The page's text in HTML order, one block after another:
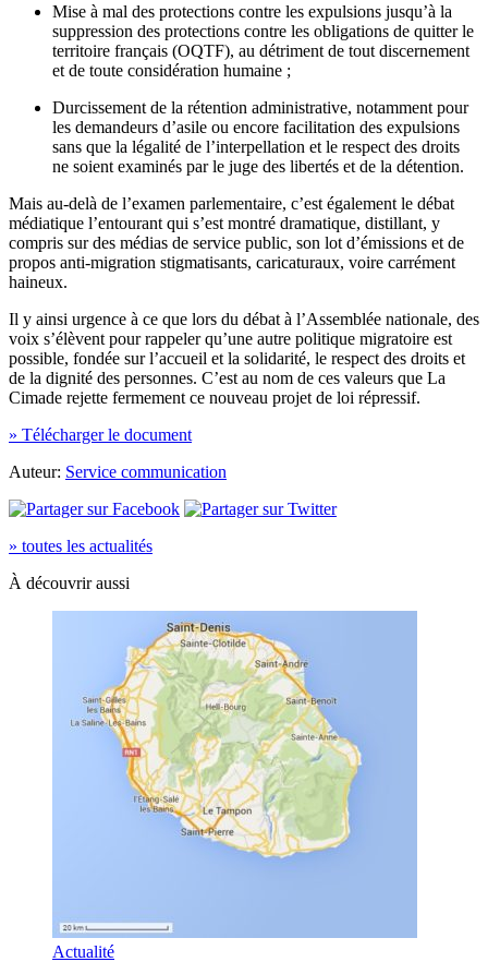
Mise à mal des protections contre les expulsions jusqu’à la
suppression des protections contre les obligations de quitter le
territoire français (OQTF), au détriment de tout discernement
et de toute considération humaine ;
Durcissement de la rétention administrative, notamment pour
les demandeurs d’asile ou encore facilitation des expulsions
sans que la légalité de l’interpellation et le respect des droits
ne soient examinés par le juge des libertés et de la détention.
Mais au-delà de l’examen parlementaire, c’est également le débat
médiatique l’entourant qui s’est montré dramatique, distillant, y
compris sur des médias de service public, son lot d’émissions et de
propos anti-migration stigmatisants, caricaturaux, voire carrément
haineux.
Il y ainsi urgence à ce que lors du débat à l’Assemblée nationale, des
voix s’élèvent pour rappeler qu’une autre politique migratoire est
possible, fondée sur l’accueil et la solidarité, le respect des droits et
de la dignité des personnes. C’est au nom de ces valeurs que La
Cimade rejette fermement ce nouveau projet de loi répressif.
» Télécharger le document
Auteur: Service communication
» toutes les actualités
À découvrir aussi
Actualité